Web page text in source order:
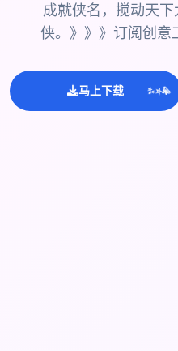
成就侠名，搅动天
侠。》》》订阅创意
马上下载 ✨
⭐
💫